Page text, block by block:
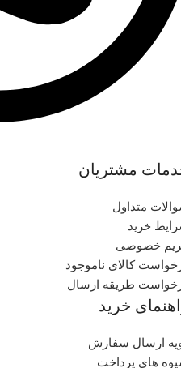
مشتریان
متداول
خرید
خصوصی
کالای ناموجود
طریقه ارسال
خرید
ارسال سفارش
های پرداخت